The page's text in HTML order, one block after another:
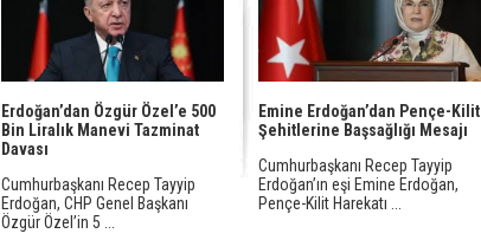
Erdoğan’dan Özgür Özel’e 500
Bin Liralık Manevi Tazminat
Davası
Cumhurbaşkanı Recep Tayyip
Erdoğan, CHP Genel Başkanı
Özgür Özel’in 5 ...
Emine Erdoğan’dan Pençe-Kilit
Şehitlerine Başsağlığı Mesajı
Cumhurbaşkanı Recep Tayyip
Erdoğan’ın eşi Emine Erdoğan,
Pençe-Kilit Harekatı ...